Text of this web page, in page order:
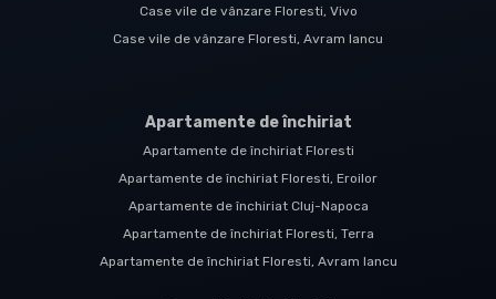
Case vile de vânzare Floresti, Vivo
Case vile de vânzare Floresti, Avram Iancu
Apartamente de închiriat
Apartamente de închiriat Floresti
Apartamente de închiriat Floresti, Eroilor
Apartamente de închiriat Cluj-Napoca
Apartamente de închiriat Floresti, Terra
Apartamente de închiriat Floresti, Avram Iancu